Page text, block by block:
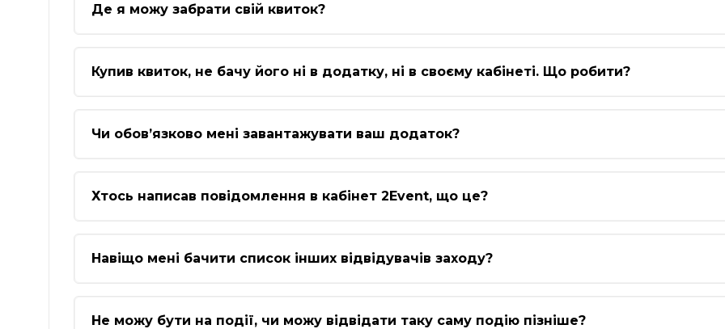
Де я можу забрати свій квиток?
Купив квиток, не бачу його ні в додатку, ні в своєму кабінеті. Що робити?
Чи обов’язково мені завантажувати ваш додаток?
Хтось написав повідомлення в кабінет 2Event, що це?
Навіщо мені бачити список інших відвідувачів заходу?
Не можу бути на події, чи можу відвідати таку саму подію пізніше?